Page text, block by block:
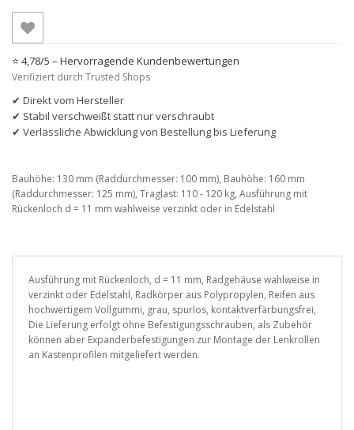
⭐ 4,78/5 – Hervorragende Kundenbewertungen
Verifiziert durch Trusted Shops
✔ Direkt vom Hersteller
✔ Stabil verschweißt statt nur verschraubt
✔ Verlässliche Abwicklung von Bestellung bis Lieferung
Bauhöhe: 130 mm (Raddurchmesser: 100 mm), Bauhöhe: 160 mm
(Raddurchmesser: 125 mm), Traglast: 110 - 120 kg, Ausführung mit
Rückenloch d = 11 mm wahlweise verzinkt oder in Edelstahl
Ausführung mit Rückenloch, d = 11 mm, Radgehäuse wahlweise in
verzinkt oder Edelstahl, Radkörper aus Polypropylen, Reifen aus
hochwertigem Vollgummi, grau, spurlos, kontaktverfärbungsfrei,
Die Lieferung erfolgt ohne Befestigungsschrauben, als Zubehör
können aber Expanderbefestigungen zur Montage der Lenkrollen
an Kastenprofilen mitgeliefert werden.